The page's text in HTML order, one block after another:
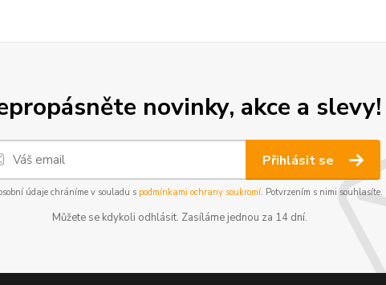
novinky, akce a slevy!
Přihlásit se
údaje chráníme v souladu s podmínkami ochrany soukromí. Potvrzením s nimi souhlasíte.
Můžete se kdykoli odhlásit. Zasíláme jednou za 14 dní.